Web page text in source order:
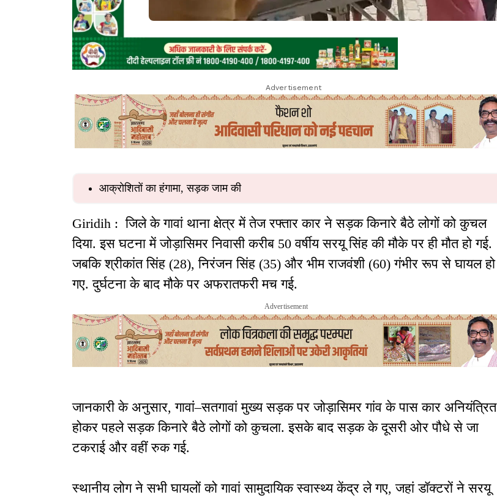
Advertisement
आक्रोशितों का हंगामा, सड़क जाम की
Giridih : जिले के गावां थाना क्षेत्र में तेज रफ्तार कार ने सड़क किनारे बैठे लोगों को कुचल
दिया. इस घटना में जोड़ासिमर निवासी करीब 50 वर्षीय सरयू सिंह की मौके पर ही मौत हो गई.
जबकि श्रीकांत सिंह (28), निरंजन सिंह (35) और भीम राजवंशी (60) गंभीर रूप से घायल हो
गए. दुर्घटना के बाद मौके पर अफरातफरी मच गई.
Advertisement
जानकारी के अनुसार, गावां–सतगावां मुख्य सड़क पर जोड़ासिमर गांव के पास कार अनियंत्रित
होकर पहले सड़क किनारे बैठे लोगों को कुचला. इसके बाद सड़क के दूसरी ओर पौधे से जा
टकराई और वहीं रुक गई.
स्थानीय लोग ने सभी घायलों को गावां सामुदायिक स्वास्थ्य केंद्र ले गए, जहां डॉक्टरों ने सरयू